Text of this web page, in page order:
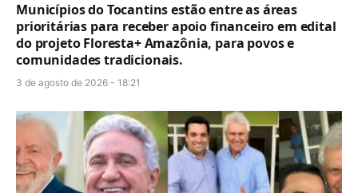
Municípios do Tocantins estão entre as áreas
prioritárias para receber apoio financeiro em edital
do projeto Floresta+ Amazônia, para povos e
comunidades tradicionais.
3 de agosto de 2026 - 18:21